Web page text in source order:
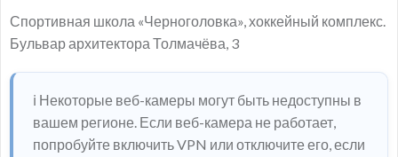
Спортивная школа «Черноголовка», хоккейный комплекс.
Бульвар архитектора Толмачёва, 3
ℹ️ Некоторые веб-камеры могут быть недоступны в
вашем регионе. Если веб-камера не работает,
попробуйте включить VPN или отключите его, если